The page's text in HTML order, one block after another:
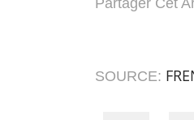
Partager Cet
SOURCE: